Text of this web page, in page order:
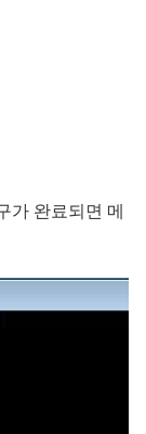
가 완료되면 메